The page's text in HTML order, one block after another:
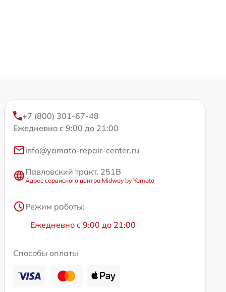
+7 (800) 301-67-48
Ежедневно с 9:00 до 21:00
info@yamato-repair-center.ru
Павловский тракт, 251В
Адрес сервисного центра Midway by Yamato
Режим работы:
Ежедневно с 9:00 до 21:00
Способы оплаты